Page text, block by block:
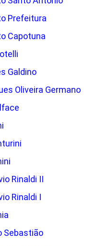
Prefeitura
Capotuna
Galdino
Oliveira Germano
Rinaldi II
Rinaldi I
Sebastião